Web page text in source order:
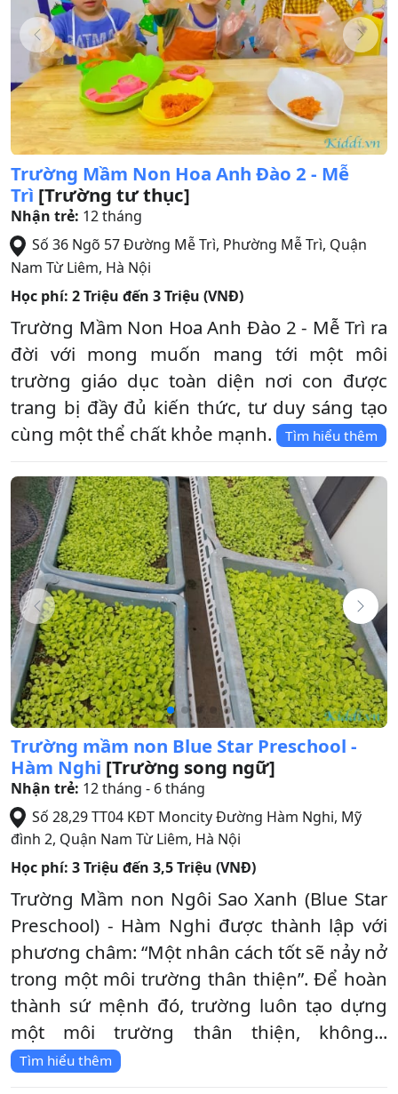
Trường Mầm Non Hoa Anh Đào 2 - Mễ
Trì [Trường tư thục]
Nhận trẻ: 12 tháng
Số 36 Ngõ 57 Đường Mễ Trì, Phường Mễ Trì, Quận
Nam Từ Liêm, Hà Nội
Học phí: 2 Triệu đến 3 Triệu (VNĐ)
Trường Mầm Non Hoa Anh Đào 2 - Mễ Trì ra
đời với mong muốn mang tới một môi
trường giáo dục toàn diện nơi con được
trang bị đầy đủ kiến thức, tư duy sáng tạo
cùng một thể chất khỏe mạnh.
Tìm hiểu thêm
Trường mầm non Blue Star Preschool -
Hàm Nghi [Trường song ngữ]
Nhận trẻ: 12 tháng - 6 tháng
Số 28,29 TT04 KĐT Moncity Đường Hàm Nghi, Mỹ
đình 2, Quận Nam Từ Liêm, Hà Nội
Học phí: 3 Triệu đến 3,5 Triệu (VNĐ)
Trường Mầm non Ngôi Sao Xanh (Blue Star
Preschool) - Hàm Nghi được thành lập với
phương châm: “Một nhân cách tốt sẽ nảy nở
trong một môi trường thân thiện”. Để hoàn
thành sứ mệnh đó, trường luôn tạo dựng
một môi trường thân thiện, không...
Tìm hiểu thêm